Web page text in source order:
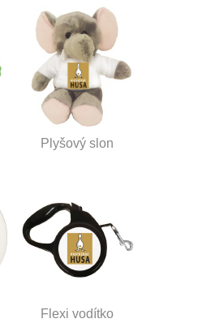
Plyšový slon
Flexi vodítko